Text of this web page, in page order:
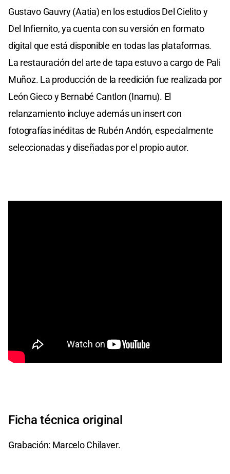
Gustavo Gauvry (Aatia) en los estudios Del Cielito y
Del Infiernito, ya cuenta con su versión en formato
digital que está disponible en todas las plataformas.
La restauración del arte de tapa estuvo a cargo de Pali
Muñoz. La producción de la reedición fue realizada por
León Gieco y Bernabé Cantlon (Inamu). El
relanzamiento incluye además un insert con
fotografías inéditas de Rubén Andón, especialmente
seleccionadas y diseñadas por el propio autor.
Ficha técnica original
Grabación: Marcelo Chilaver.